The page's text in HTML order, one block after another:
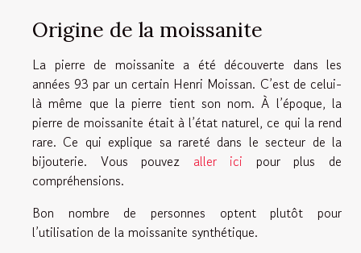
Origine de la moissanite
La pierre de moissanite a été découverte dans les
années 93 par un certain Henri Moissan. C’est de celui-
là même que la pierre tient son nom. À l’époque, la
pierre de moissanite était à l’état naturel, ce qui la rend
rare. Ce qui explique sa rareté dans le secteur de la
bijouterie. Vous pouvez aller ici pour plus de
compréhensions.
Bon nombre de personnes optent plutôt pour
l’utilisation de la moissanite synthétique.